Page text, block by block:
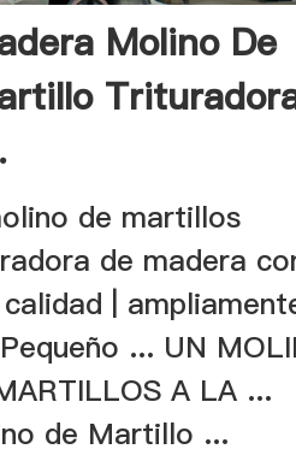
Molino De
de martillos
de madera
|
... UN
A LA ...
de Martillo ...